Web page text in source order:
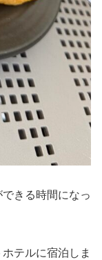
きる時間になっ
テルに宿泊しま